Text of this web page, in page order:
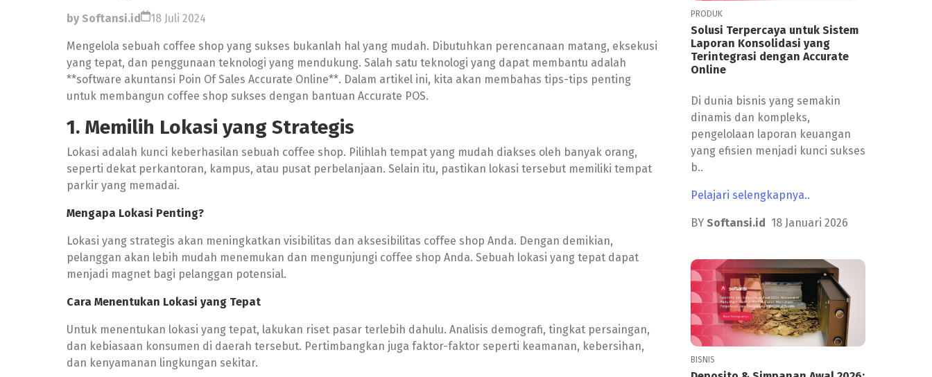
by Softansi.id 18 Juli 2024
Mengelola sebuah coffee shop yang sukses bukanlah hal yang mudah. Dibutuhkan perencanaan matang, eksekusi
yang tepat, dan penggunaan teknologi yang mendukung. Salah satu teknologi yang dapat membantu adalah
**software akuntansi Poin Of Sales Accurate Online**. Dalam artikel ini, kita akan membahas tips-tips penting
untuk membangun coffee shop sukses dengan bantuan Accurate POS.
1. Memilih Lokasi yang Strategis
Lokasi adalah kunci keberhasilan sebuah coffee shop. Pilihlah tempat yang mudah diakses oleh banyak orang,
seperti dekat perkantoran, kampus, atau pusat perbelanjaan. Selain itu, pastikan lokasi tersebut memiliki tempat
parkir yang memadai.
Mengapa Lokasi Penting?
Lokasi yang strategis akan meningkatkan visibilitas dan aksesibilitas coffee shop Anda. Dengan demikian,
pelanggan akan lebih mudah menemukan dan mengunjungi coffee shop Anda. Sebuah lokasi yang tepat dapat
menjadi magnet bagi pelanggan potensial.
Cara Menentukan Lokasi yang Tepat
Untuk menentukan lokasi yang tepat, lakukan riset pasar terlebih dahulu. Analisis demografi, tingkat persaingan,
dan kebiasaan konsumen di daerah tersebut. Pertimbangkan juga faktor-faktor seperti keamanan, kebersihan,
dan kenyamanan lingkungan sekitar.
PRODUK
Solusi Terpercaya untuk Sistem
Laporan Konsolidasi yang
Terintegrasi dengan Accurate
Online
Di dunia bisnis yang semakin
dinamis dan kompleks,
pengelolaan laporan keuangan
yang efisien menjadi kunci sukses
b..
Pelajari selengkapnya..
BY Softansi.id 18 Januari 2026
BISNIS